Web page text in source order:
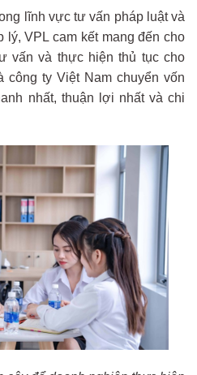
lĩnh vực tư vấn pháp luật và
VPL cam kết mang đến cho
vấn và thực hiện thủ tục cho
ty Việt Nam chuyển vốn
nhất, thuận lợi nhất và chi